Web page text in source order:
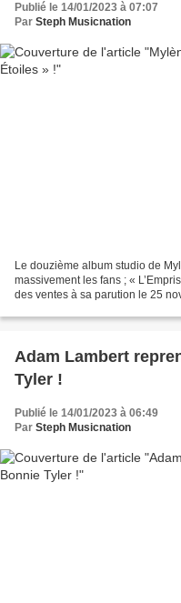
Publié le 14/01/2023 à 07:07
Par Steph Musicnation
Le douzième album studio de
massivement les fans ; «
des ventes à sa parution le 25
Adam Lambert
Tyler !
Publié le 14/01/2023 à 06:49
Par Steph Musicnation